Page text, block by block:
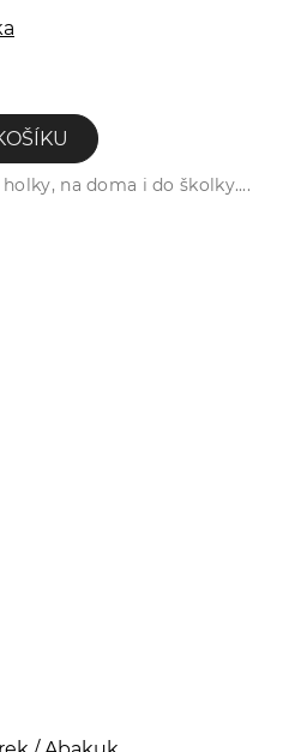
na doma i do školky....